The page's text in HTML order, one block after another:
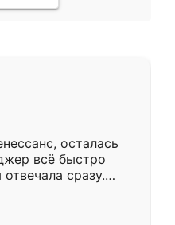
осталась
всё быстро
сразу.
подошёл к
Собрали